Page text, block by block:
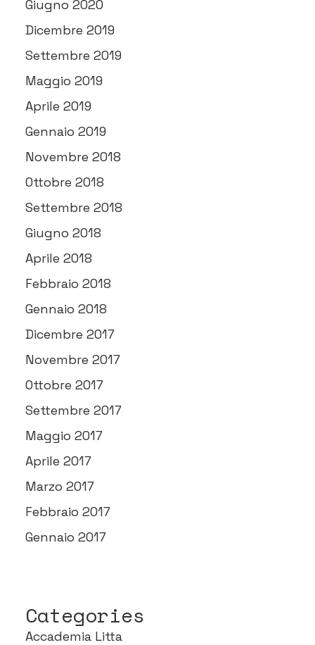
Giugno 2020
Dicembre 2019
Settembre 2019
Maggio 2019
Aprile 2019
Gennaio 2019
Novembre 2018
Ottobre 2018
Settembre 2018
Giugno 2018
Aprile 2018
Febbraio 2018
Gennaio 2018
Dicembre 2017
Novembre 2017
Ottobre 2017
Settembre 2017
Maggio 2017
Aprile 2017
Marzo 2017
Febbraio 2017
Gennaio 2017
Categories
Accademia Litta